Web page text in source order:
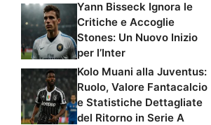
Yann Bisseck Ignora le
Critiche e Accoglie
Stones: Un Nuovo Inizio
per l’Inter
Kolo Muani alla Juventus:
Ruolo, Valore Fantacalcio
e Statistiche Dettagliate
del Ritorno in Serie A